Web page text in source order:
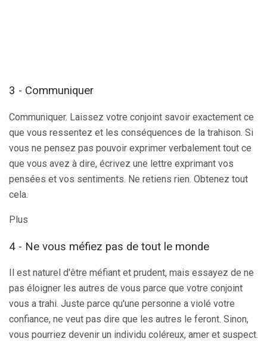
3 - Communiquer
Communiquer. Laissez votre conjoint savoir exactement ce
que vous ressentez et les conséquences de la trahison. Si
vous ne pensez pas pouvoir exprimer verbalement tout ce
que vous avez à dire, écrivez une lettre exprimant vos
pensées et vos sentiments. Ne retiens rien. Obtenez tout
cela.
Plus
4 - Ne vous méfiez pas de tout le monde
Il est naturel d'être méfiant et prudent, mais essayez de ne
pas éloigner les autres de vous parce que votre conjoint
vous a trahi. Juste parce qu'une personne a violé votre
confiance, ne veut pas dire que les autres le feront. Sinon,
vous pourriez devenir un individu coléreux, amer et suspect.